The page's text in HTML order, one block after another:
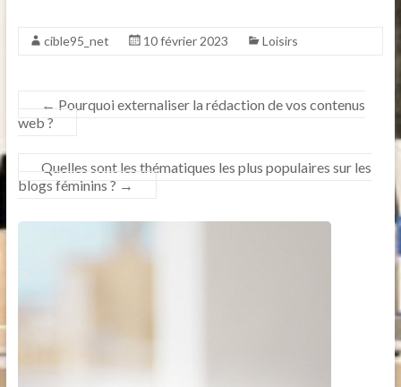
cible95_net 10 février 2023 Loisirs
← Pourquoi externaliser la rédaction de vos contenus
web ?
Quelles sont les thématiques les plus populaires sur les
blogs féminins ? →